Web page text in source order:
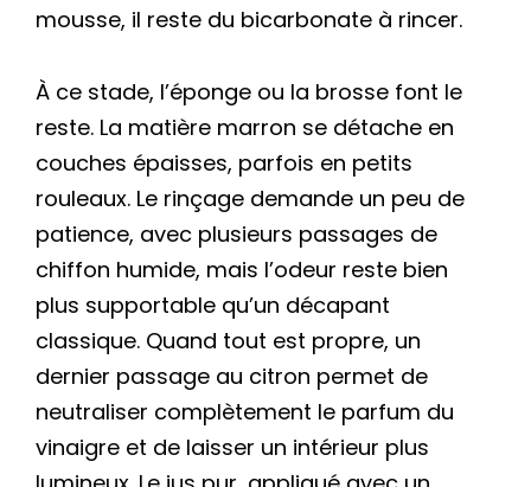
mousse, il reste du bicarbonate à rincer.
À ce stade, l’éponge ou la brosse font le
reste. La matière marron se détache en
couches épaisses, parfois en petits
rouleaux. Le rinçage demande un peu de
patience, avec plusieurs passages de
chiffon humide, mais l’odeur reste bien
plus supportable qu’un décapant
classique. Quand tout est propre, un
dernier passage au citron permet de
neutraliser complètement le parfum du
vinaigre et de laisser un intérieur plus